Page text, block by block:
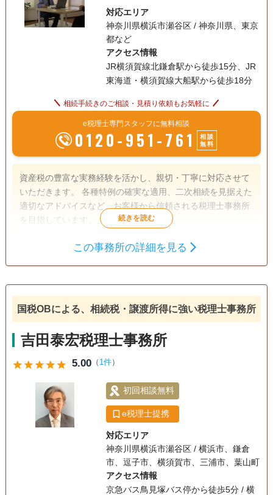
対応エリア
神奈川県横浜市瀬谷区 / 神奈川県、東京
都など
アクセス情報
JR横須賀線北鎌倉駅から徒歩15分、JR
東海道・横須賀線大船駅から徒歩18分
相続手続きのご相談・見積り依頼もお気軽に
e税理士専門スタッフに無料相談
0120-951-761
相談
無料
資産税の豊富な実務経験を活かし、親切・丁寧に対応させて
いただきます。 各種特例の確実な適用、二次相続を見据えた
適切なアドバイスなど、お客様から信頼される税理士事務所
を目指しています。
相続財産調査
相続人調査
この事務所の詳細を見る
国税OBによる、相続税・譲渡所得に強い税理士事務所
吉田泰宏税理士事務所
starstarstarstarstar 5.00（ 1件）
初回相談無料
e税理士提携
対応エリア
神奈川県横浜市瀬谷区 / 横浜市、鎌倉
市、逗子市、横須賀市、三浦市、葉山町
アクセス情報
京急バス鳥見塚バス停から徒歩5分 / 横